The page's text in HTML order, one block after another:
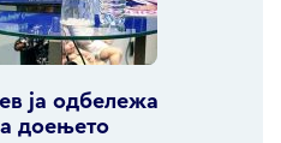
ја одбележа
доењето